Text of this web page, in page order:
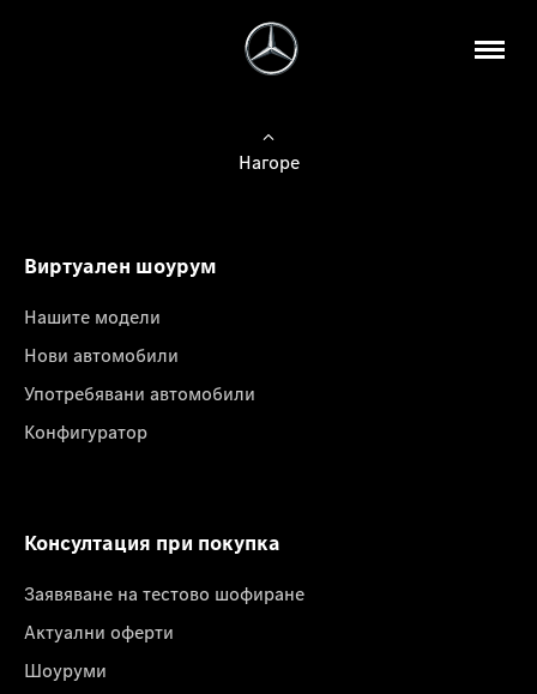
Нагоре
Виртуален шоурум
Нашите модели
Нови автомобили
Употребявани автомобили
Конфигуратор
Консултация при покупка
Заявяване на тестово шофиране
Актуални оферти
Шоуруми